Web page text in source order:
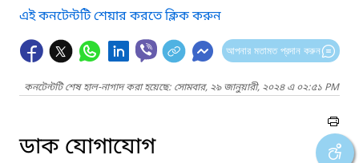
এই কনটেন্টটি শেয়ার করতে ক্লিক করুন
আপনার মতামত প্রদান করুন
কনটেন্টটি শেষ হাল-নাগাদ করা হয়েছে: সোমবার, ২৯ জানুয়ারী, ২০২৪ এ ০২:৫১ PM
ডাক যোগাযোগ